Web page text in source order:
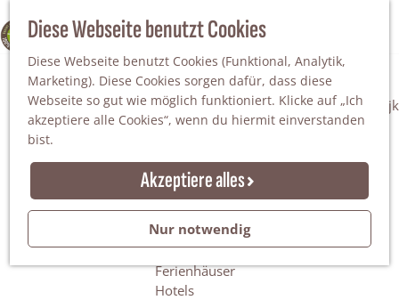
Diese Webseite benutzt Cookies
Diese Webseite benutzt Cookies (Funktional, Analytik,
Marketing). Diese Cookies sorgen dafür, dass diese
Webseite so gut wie möglich funktioniert. Klicke auf „Ich
akzeptiere alle Cookies“, wenn du hiermit einverstanden
bist.
Akzeptiere alles
Nur notwendig
100% WINTERSWIJK
S
u
c
h
e
n
M
e
n
ü
Da staunt man!
Freiheitsbäume
Natur
Naturgebiete
Nationaler Landschaftspark Winterswijk
Der Steingrube
Gärten & Parks
Übernachten
Campingplätze & Ferienparks
Gruppenunterkünfte
Bed & Breakfasts
Ferienhäuser
Hotels